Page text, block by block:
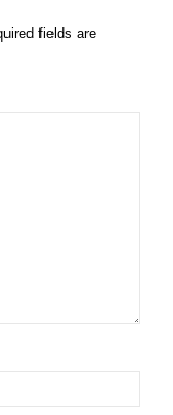
fields are